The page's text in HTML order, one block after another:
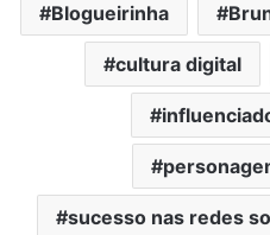
Blogueirinha
cultura digital
sucesso nas redes